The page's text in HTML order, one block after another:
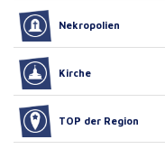
Nekropolien
Kirche
TOP der Region